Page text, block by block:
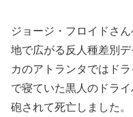
ジョージ・フロイドさ
地で広がる反人種差別
カのアトランタではド
で寝ていた黒人のドラ
砲されて死亡しました。